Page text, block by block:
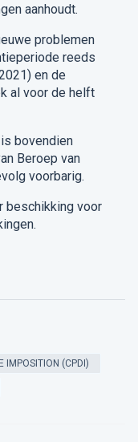
aanhoudt.
problemen
reeds
en de
al voor de helft
bovendien
Beroep van
voorbarig.
beschikking voor
IMPOSITION (CPDI)